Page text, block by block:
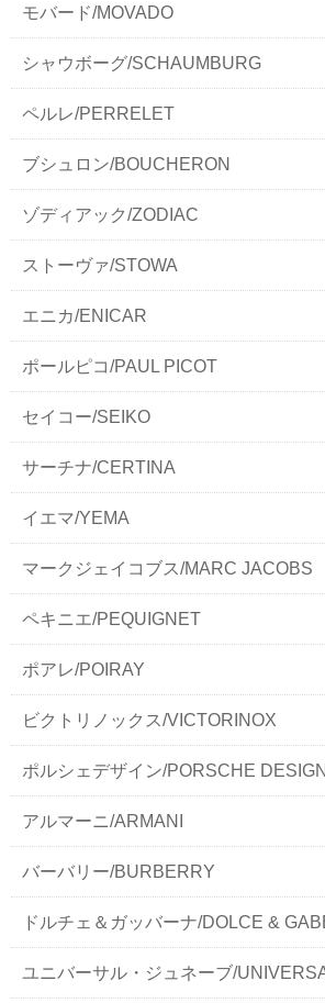
モバード/MOVADO
シャウボーグ/SCHAUMBURG
ペルレ/PERRELET
ブシュロン/BOUCHERON
ゾディアック/ZODIAC
ストーヴァ/STOWA
エニカ/ENICAR
ポールピコ/PAUL PICOT
セイコー/SEIKO
サーチナ/CERTINA
イエマ/YEMA
マークジェイコブス/MARC JACOBS
ペキニエ/PEQUIGNET
ポアレ/POIRAY
ビクトリノックス/VICTORINOX
ポルシェデザイン/PORSCHE DESIGN
アルマーニ/ARMANI
バーバリー/BURBERRY
ドルチェ＆ガッバーナ/DOLCE &
ユニバーサル・ジュネーブ/